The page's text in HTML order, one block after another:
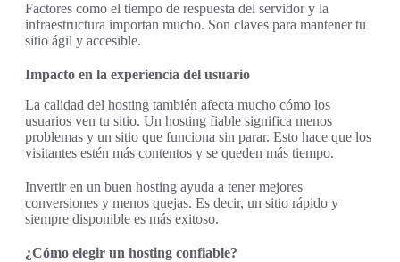
Factores como el tiempo de respuesta del servidor y la
infraestructura importan mucho. Son claves para mantener tu
sitio ágil y accesible.
Impacto en la experiencia del usuario
La calidad del hosting también afecta mucho cómo los
usuarios ven tu sitio. Un hosting fiable significa menos
problemas y un sitio que funciona sin parar. Esto hace que los
visitantes estén más contentos y se queden más tiempo.
Invertir en un buen hosting ayuda a tener mejores
conversiones y menos quejas. Es decir, un sitio rápido y
siempre disponible es más exitoso.
¿Cómo elegir un hosting confiable?